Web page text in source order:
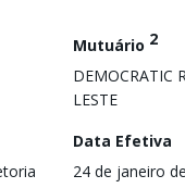
Mutuário 2
DEMOCRATIC
LESTE
Data Efetiva
24 de janeiro